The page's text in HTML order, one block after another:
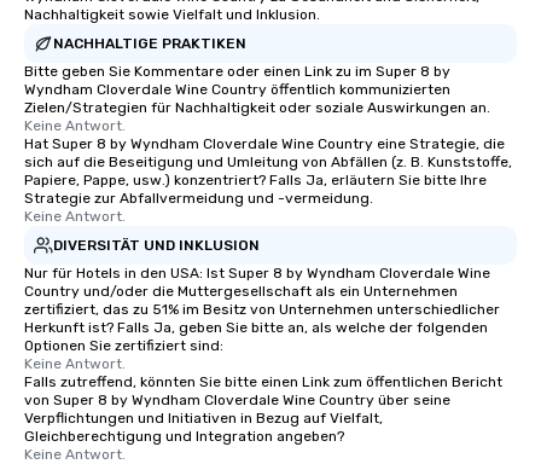
Nachhaltigkeit sowie Vielfalt und Inklusion.
NACHHALTIGE PRAKTIKEN
Bitte geben Sie Kommentare oder einen Link zu im Super 8 by
Wyndham Cloverdale Wine Country öffentlich kommunizierten
Zielen/Strategien für Nachhaltigkeit oder soziale Auswirkungen an.
Keine Antwort.
Hat Super 8 by Wyndham Cloverdale Wine Country eine Strategie, die
sich auf die Beseitigung und Umleitung von Abfällen (z. B. Kunststoffe,
Papiere, Pappe, usw.) konzentriert? Falls Ja, erläutern Sie bitte Ihre
Strategie zur Abfallvermeidung und -vermeidung.
Keine Antwort.
DIVERSITÄT UND INKLUSION
Nur für Hotels in den USA: Ist Super 8 by Wyndham Cloverdale Wine
Country und/oder die Muttergesellschaft als ein Unternehmen
zertifiziert, das zu 51% im Besitz von Unternehmen unterschiedlicher
Herkunft ist? Falls Ja, geben Sie bitte an, als welche der folgenden
Optionen Sie zertifiziert sind:
Keine Antwort.
Falls zutreffend, könnten Sie bitte einen Link zum öffentlichen Bericht
von Super 8 by Wyndham Cloverdale Wine Country über seine
Verpflichtungen und Initiativen in Bezug auf Vielfalt,
Gleichberechtigung und Integration angeben?
Keine Antwort.